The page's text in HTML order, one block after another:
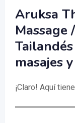
Aruksa
Massage
masajes
¡Claro! Aquí